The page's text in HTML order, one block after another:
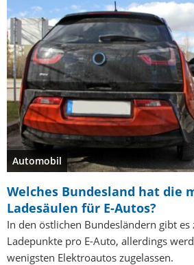
Automobil
Welches Bundesland hat die
Ladesäulen für E-Autos?
In den östlichen Bundesländern gibt es
Ladepunkte pro E-Auto, allerdings
wenigsten Elektroautos zugelassen.